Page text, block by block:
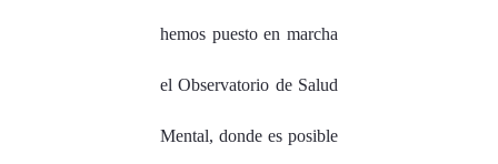
hemos puesto en marcha
el Observatorio de Salud
Mental, donde es posible